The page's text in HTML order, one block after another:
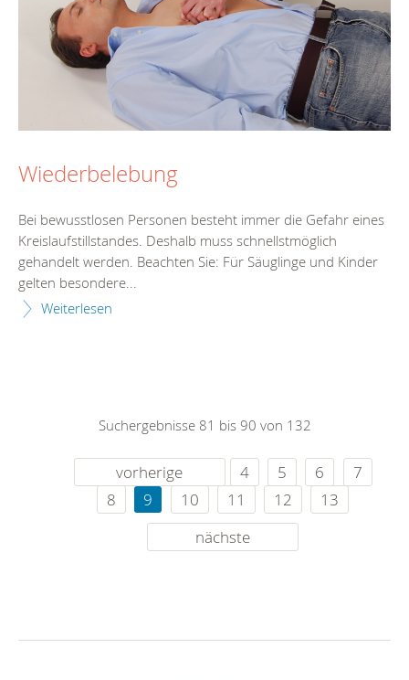
Wiederbelebung
Bei bewusstlosen Personen besteht immer die Gefahr eines
Kreislaufstillstandes. Deshalb muss schnellstmöglich
gehandelt werden. Beachten Sie: Für Säuglinge und Kinder
gelten besondere...
Weiterlesen
Suchergebnisse 81 bis 90 von 132
vorherige 4 5 6
7
8
9 10 11 12
13
nächste